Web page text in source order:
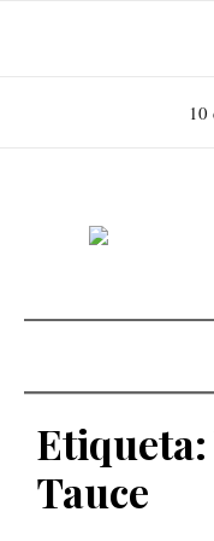
10
Etiqueta:
Tauce